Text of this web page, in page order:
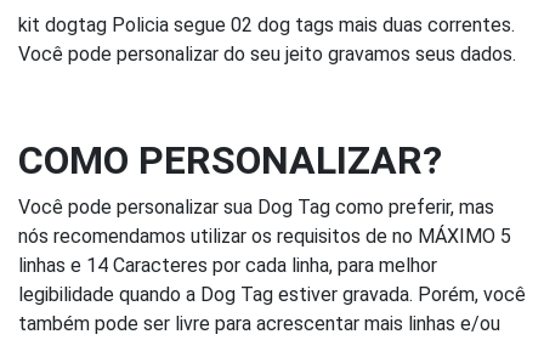
kit dogtag Policia segue 02 dog tags mais duas correntes.
Você pode personalizar do seu jeito gravamos seus dados.
COMO PERSONALIZAR?
Você pode personalizar sua Dog Tag como preferir, mas
nós recomendamos utilizar os requisitos de no MÁXIMO 5
linhas e 14 Caracteres por cada linha, para melhor
legibilidade quando a Dog Tag estiver gravada. Porém, você
também pode ser livre para acrescentar mais linhas e/ou